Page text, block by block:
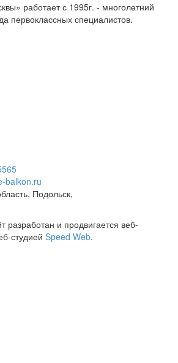
работает с 1995г. - многолетний
первоклассных специалистов.
balkon.ru
Подольск,
разработан и продвигается веб-
студией Speed Web.